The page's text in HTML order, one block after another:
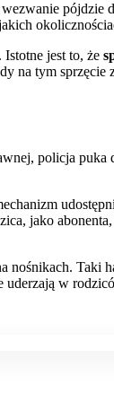
pójdzie
jest to, że
na tym sprzęcie
policja puka
jako
nośnikach. Taki
uderzają w